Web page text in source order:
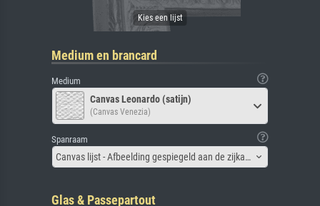
Medium en brancard
Medium
Canvas Leonardo (satijn)
(Canvas Venezia)
Spanraam
Canvas lijst - Afbeelding gespiegeld aan de zijkant
Glas & Passepartout